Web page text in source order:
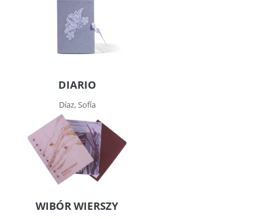
DIARIO
Díaz, Sofía
WIBÓR WIERSZY